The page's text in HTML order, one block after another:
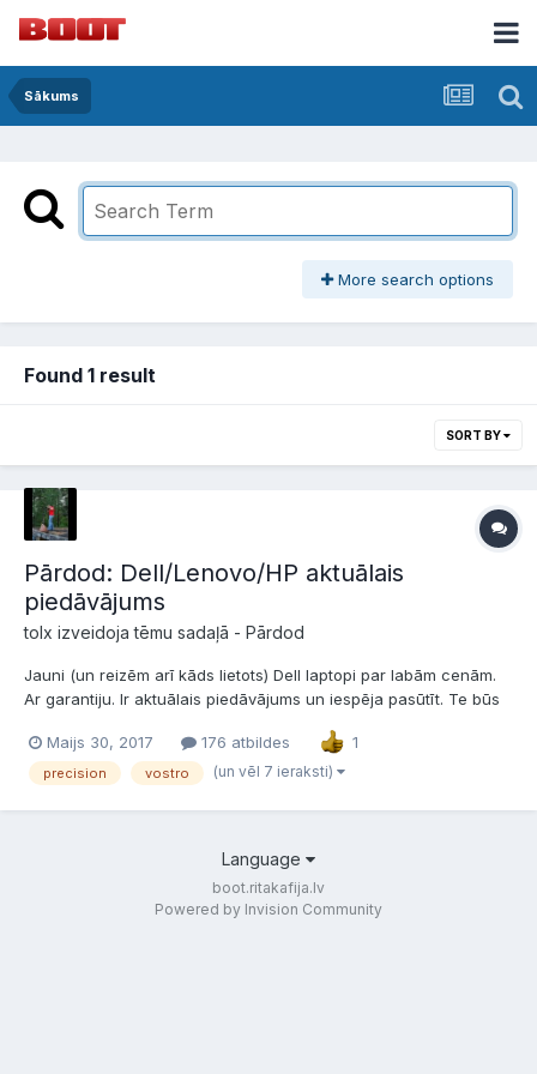
Sākums
More search options
Found 1 result
SORT BY
Pārdod: Dell/Lenovo/HP aktuālais
piedāvājums
tolx izveidoja tēmu sadaļā - Pārdod
Jauni (un reizēm arī kāds lietots) Dell laptopi par labām cenām.
Ar garantiju. Ir aktuālais piedāvājums un iespēja pasūtīt. Te būs
128gb SSD, 970eur Latitude 3340, 13", i5-4210u, 8gb RAM, 500gb
hdd, 450eur Latitude E5450,...
Maijs 30, 2017 176 atbildes 1
precision vostro (un vēl 7 ieraksti)
Language
boot.ritakafija.lv
Powered by Invision Community